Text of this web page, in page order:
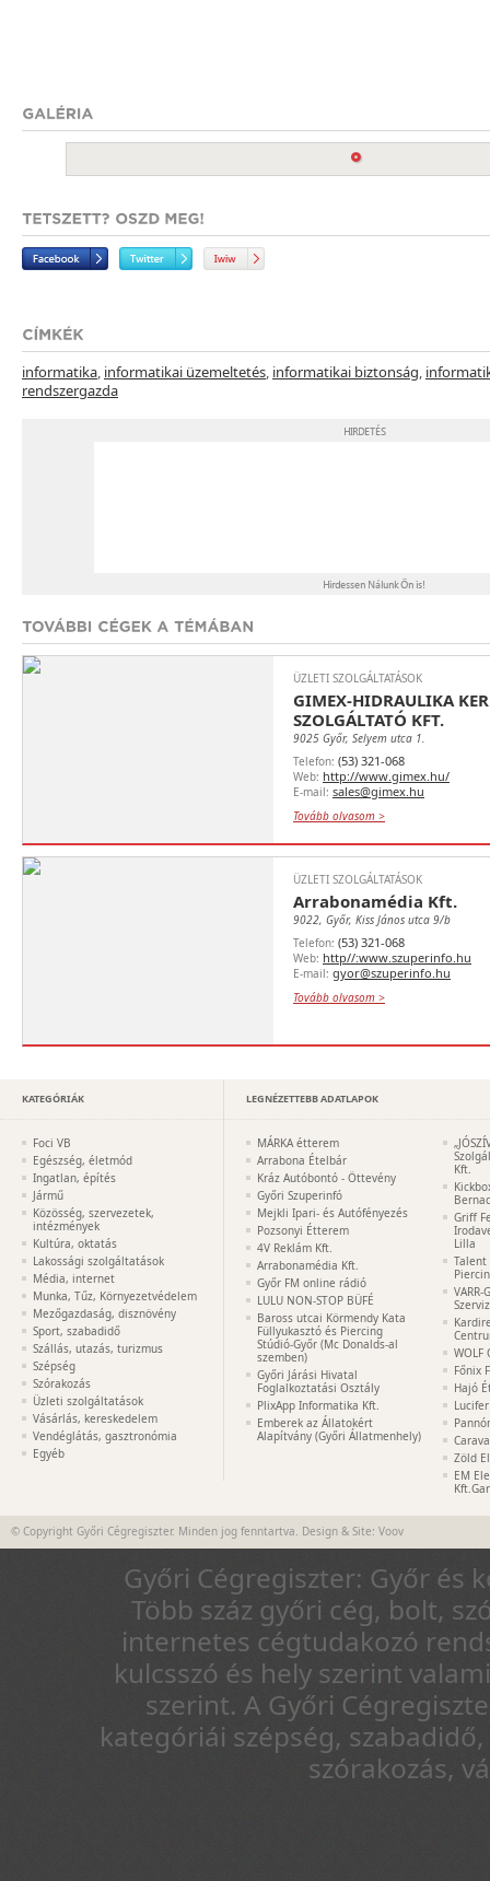
informatika, informatikai üzemeltetés, informatikai biztonság,
rendszergazda
ÜZLETI SZOLGÁLTATÁSOK
GIMEX-HIDRAULIKA
SZOLGÁLTATÓ KFT.
9025 Győr, Selyem utca 1.
Telefon: (53) 321-068
Web: http://www.gimex.hu/
E-mail: sales@gimex.hu
Tovább olvasom >
ÜZLETI SZOLGÁLTATÁSOK
Arrabonamédia Kft.
9022, Győr, Kiss János utca 9/b
Telefon: (53) 321-068
Web: http//:www.szuperinfo.hu
E-mail: gyor@szuperinfo.hu
Tovább olvasom >
KATEGÓRIÁK
Foci VB
Egészség, életmód
Ingatlan, építés
Jármű
Közösség, szervezetek,
intézmények
Kultúra, oktatás
Lakossági szolgáltatások
Média, internet
Munka, Tűz, Környezetvédelem
Mezőgazdaság, disznövény
Sport, szabadidő
Szállás, utazás, turizmus
Szépség
Szórakozás
Üzleti szolgáltatások
Vásárlás, kereskedelem
Vendéglátás, gasztronómia
Egyéb
LEGNÉZETTEBB ADATLAPOK
MÁRKA étterem
Arrabona Ételbár
Kráz Autóbontó - Öttevény
Győri Szuperinfó
Mejkli Ipari- és Autófényezés
Pozsonyi Étterem
4V Reklám Kft.
Arrabonamédia Kft.
Győr FM online rádió
LULU NON-STOP BÜFÉ
Baross utcai Körmendy Kata
Füllyukasztó és Piercing
Stúdió-Győr (Mc Donalds-al
szemben)
Győri Járási Hivatal
Foglalkoztatási Osztály
PlixApp Informatika Kft.
Emberek az Állatokért
Alapítvány (Győri Állatmenhely)
Kft.
Griff
Lilla
Talent
WOLF
Főnix
Hajó
Zöld
EM
© Copyright Győri Cégregiszter. Minden jog fenntartva. Design & Site: Voov
Győri Cégregiszter: Győr és
Több száz győri cég, bolt,
internetes cégtudakozó
kulcsszó és hely szerint
szerint. A Győri
kategóriái szépség,
szórakozás,